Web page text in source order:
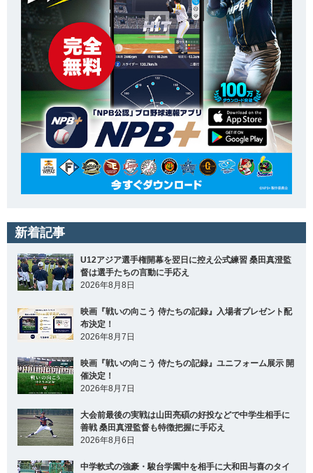
新着記事
U12アジア選手権開幕を翌日に控え公式練習 桑田真澄監
督は選手たちの言動に手応え
2026年8月8日
映画『戦いの向こう 侍たちの記録』入場者プレゼント配
布決定！
2026年8月7日
映画『戦いの向こう 侍たちの記録』ユニフォーム展示 開
催決定！
2026年8月7日
大会前最後の実戦は山田亮碩の好投などで中学生相手に
善戦 桑田真澄監督も特徴把握に手応え
2026年8月6日
中学軟式の強豪・駿台学園中を相手に大和田与喜のタイ